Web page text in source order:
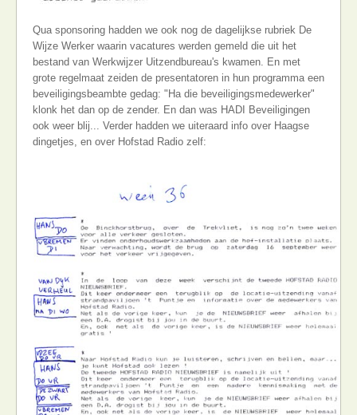
Qua sponsoring hadden we ook nog de dagelijkse rubriek De
Wijze Werker waarin vacatures werden gemeld die uit het
bestand van Werkwijzer Uitzendbureau's kwamen. En met
grote regelmaat zeiden de presentatoren in hun programma een
beveiligingsbeambte gedag: "Ha die beveiligingsmedewerker"
klonk het dan op de zender. En dan was HADI Beveiligingen
ook weer blij... Verder hadden we uiteraard info over Haagse
dingetjes, en over Hofstad Radio zelf: